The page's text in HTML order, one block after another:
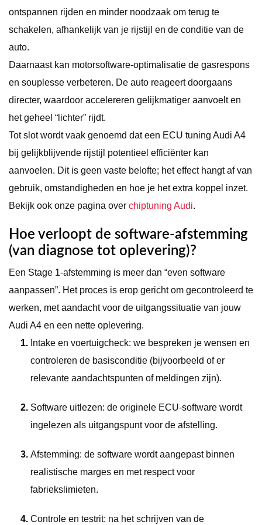
ontspannen rijden en minder noodzaak om terug te
schakelen, afhankelijk van je rijstijl en de conditie van de
auto.
Daarnaast kan motorsoftware-optimalisatie de gasrespons
en souplesse verbeteren. De auto reageert doorgaans
directer, waardoor accelereren gelijkmatiger aanvoelt en
het geheel “lichter” rijdt.
Tot slot wordt vaak genoemd dat een ECU tuning Audi A4
bij gelijkblijvende rijstijl potentieel efficiënter kan
aanvoelen. Dit is geen vaste belofte; het effect hangt af van
gebruik, omstandigheden en hoe je het extra koppel inzet.
Bekijk ook onze pagina over chiptuning Audi.
Hoe verloopt de software-afstemming
(van diagnose tot oplevering)?
Een Stage 1-afstemming is meer dan “even software
aanpassen”. Het proces is erop gericht om gecontroleerd te
werken, met aandacht voor de uitgangssituatie van jouw
Audi A4 en een nette oplevering.
Intake en voertuigcheck: we bespreken je wensen en
controleren de basisconditie (bijvoorbeeld of er
relevante aandachtspunten of meldingen zijn).
Software uitlezen: de originele ECU-software wordt
ingelezen als uitgangspunt voor de afstelling.
Afstemming: de software wordt aangepast binnen
realistische marges en met respect voor
fabriekslimieten.
Controle en testrit: na het schrijven van de